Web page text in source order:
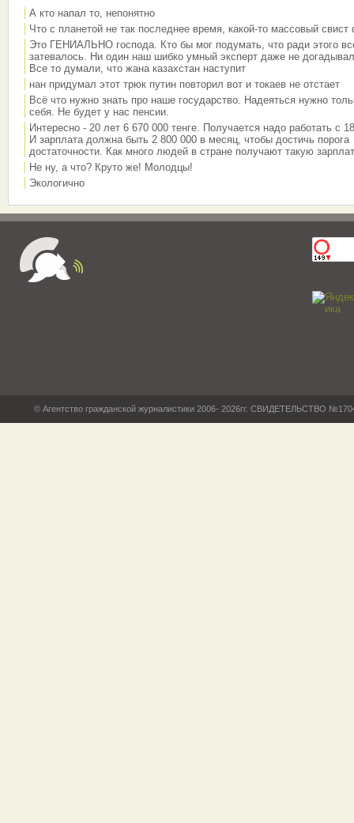
А кто напал то, непонятно
Что с планетой не так последнее время, какой-то массовый свист
Это ГЕНИАЛЬНО господа. Кто бы мог подумать, что ради этого
затевалось. Ни один наш шибко умный эксперт даже не
Все то думали, что жана казахстан наступит
нан придумал этот трюк путин повторил вот и токаев не отстает
Всё что нужно знать про наше государство. Надеяться нужно
себя. Не будет у нас пенсии.
Интересно - 20 лет 6 670 000 тенге. Получается надо работать с
И зарплата должна быть 2 800 000 в месяц, чтобы достичь порога
достаточности. Как много людей в стране получают такую
Не ну, а что? Круто же! Молодцы!
Экологично
© Агентство гражданской журналистики 2006- 2026гг. СВИДЕТЕЛЬСТВО